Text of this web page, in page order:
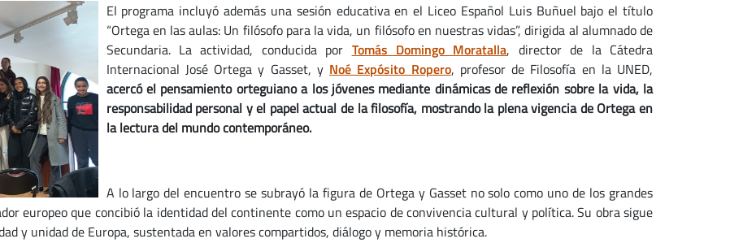
El programa incluyó además una sesión educativa en el Liceo Español Luis Buñuel bajo el título
“Ortega en las aulas: Un filósofo para la vida, un filósofo en nuestras vidas”, dirigida al alumnado de
Secundaria. La actividad, conducida por Tomás Domingo Moratalla, director de la Cátedra
Internacional José Ortega y Gasset, y Noé Expósito Ropero, profesor de Filosofía en la UNED,
acercó el pensamiento orteguiano a los jóvenes mediante dinámicas de reflexión sobre la vida, la
responsabilidad personal y el papel actual de la filosofía, mostrando la plena vigencia de Ortega en
la lectura del mundo contemporáneo.
A lo largo del encuentro se subrayó la figura de Ortega y Gasset no solo como uno de los grandes
europeo que concibió la identidad del continente como un espacio de convivencia cultural y política. Su obra sigue
y unidad de Europa, sustentada en valores compartidos, diálogo y memoria histórica.